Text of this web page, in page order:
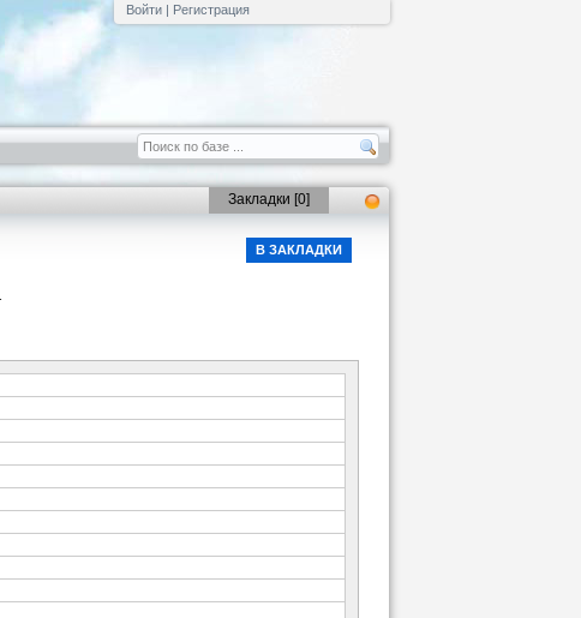
Войти | Регистрация
Закладки [0]
В ЗАКЛАДКИ